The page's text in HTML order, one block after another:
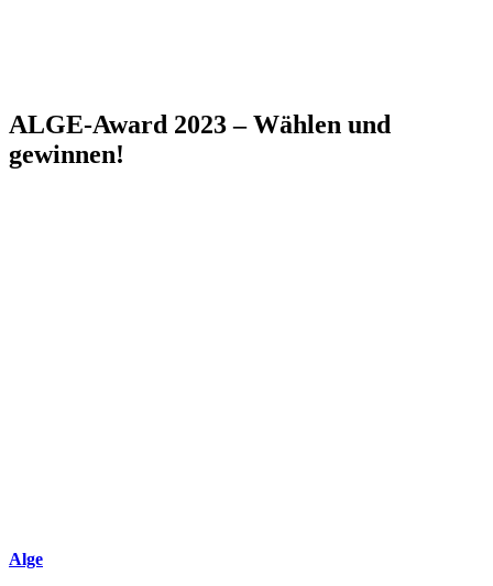
ALGE-Award 2023 – Wählen und
gewinnen!
Alge